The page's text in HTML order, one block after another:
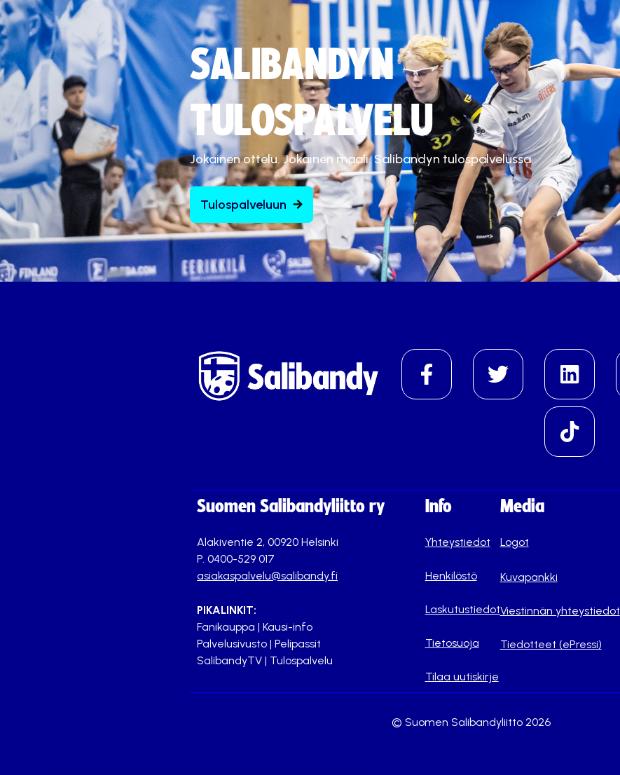
SALIBANDYN
TULOSPALVELU
Jokainen ottelu. Jokainen maali. Salibandyn tulospalvelussa.
Tulospalveluun
Suomen Salibandyliitto ry
Alakiventie 2, 00920 Helsinki
P. 0400-529 017
asiakaspalvelu@salibandy.fi
PIKALINKIT:
Fanikauppa | Kausi-info
Palvelusivusto | Pelipassit
SalibandyTV | Tulospalvelu
Info
Yhteystiedot
Henkilöstö
Laskutustiedot
Tietosuoja
Tilaa uutiskirje
Media
Logot
Kuvapankki
Viestinnän yhteystiedot
Tiedotteet (ePressi)
© Suomen Salibandyliitto 2026